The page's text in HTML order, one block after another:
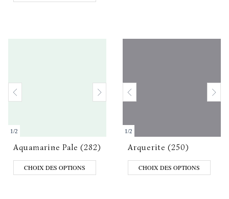
1/2
Aquamarine Pale (282)
CHOIX DES OPTIONS
1/2
Arquerite (250)
CHOIX DES OPTIONS